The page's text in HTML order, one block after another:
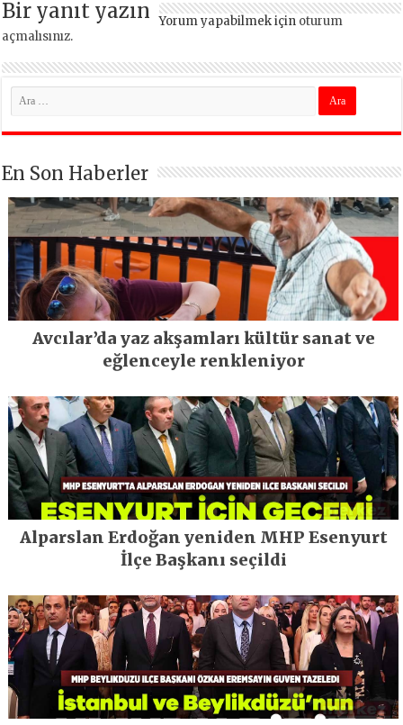
Bir yanıt yazın Yorum yapabilmek için oturum
açmalısınız.
En Son Haberler
Avcılar’da yaz akşamları kültür sanat ve
eğlenceyle renkleniyor
Alparslan Erdoğan yeniden MHP Esenyurt
İlçe Başkanı seçildi